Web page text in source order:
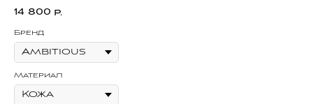
14 800 р.
Бренд
Материал